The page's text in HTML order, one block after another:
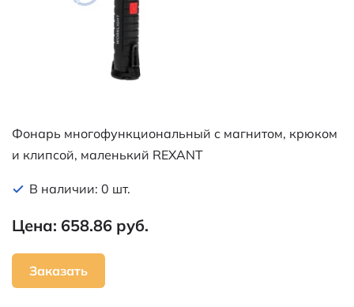
Фонарь многофункциональный с магнитом, крюком
и клипсой, маленький REXANT
В наличии: 0 шт.
Цена: 658.86 руб.
Заказать